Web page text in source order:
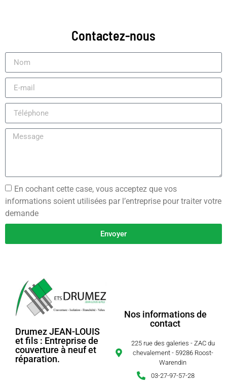
Contactez-nous
En cochant cette case, vous acceptez que vos
informations soient utilisées par l’entreprise pour traiter votre
demande
Envoyer
Drumez JEAN-LOUIS
et fils : Entreprise de
couverture à neuf et
réparation.
Nos informations de
contact
225 rue des galeries - ZAC du
chevalement - 59286 Roost-
Warendin
03-27-97-57-28